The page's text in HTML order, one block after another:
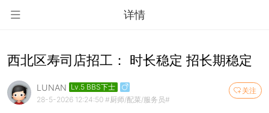
详情
西北区寿司店招工： 时长稳定 招长期稳定
关注
LUNAN Lv.5 BBS下士
28-5-2026 12:24:50 #厨师/配菜/服务员#